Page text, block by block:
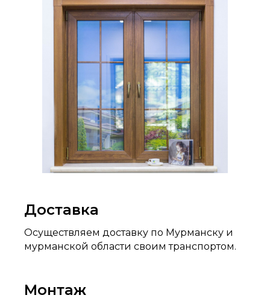
Доставка
Осуществляем доставку по Мурманску и
мурманской области своим транспортом.
Монтаж